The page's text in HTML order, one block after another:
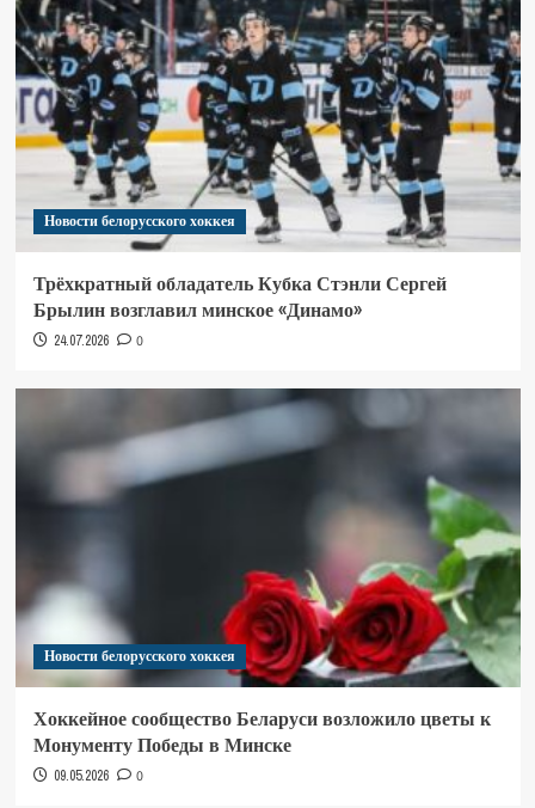
Новости белорусского хоккея
Трёхкратный обладатель Кубка Стэнли Сергей
Брылин возглавил минское «Динамо»
24.07.2026 0
Новости белорусского хоккея
Хоккейное сообщество Беларуси возложило цветы к
Монументу Победы в Минске
09.05.2026 0